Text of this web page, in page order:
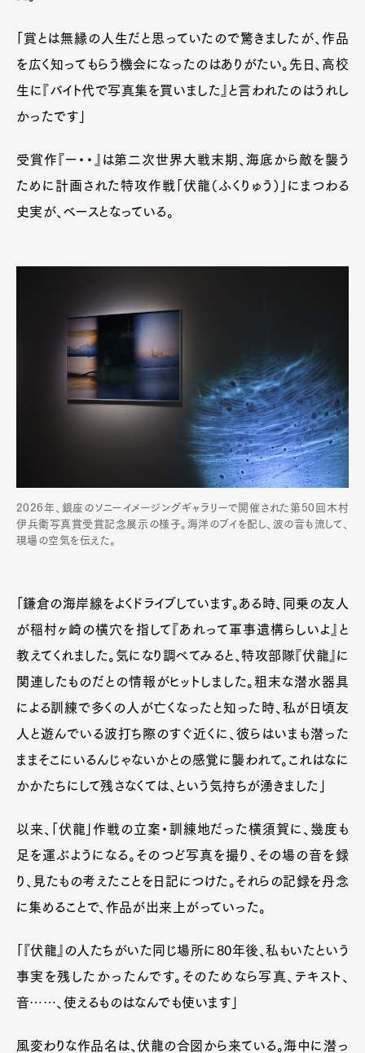
「賞とは無縁の人生だと思っていたので驚きましたが、作品
を広く知ってもらう機会になったのはありがたい。先日、高校
生に『バイト代で写真集を買いました』と言われたのはうれし
かったです」
受賞作『ー・・』は第二次世界大戦末期、海底から敵を襲う
ために計画された特攻作戦「伏龍（ふくりゅう）」にまつわる
史実が、ベースとなっている。
2026年、銀座のソニーイメージングギャラリーで開催された第50回木村
伊兵衛写真賞受賞記念展示の様子。海洋のブイを配し、波の音も流して、
現場の空気を伝えた。
「鎌倉の海岸線をよくドライブしています。ある時、同乗の友人
が稲村ヶ崎の横穴を指して『あれって軍事遺構らしいよ』と
教えてくれました。気になり調べてみると、特攻部隊『伏龍』に
関連したものだとの情報がヒットしました。粗末な潜水器具
による訓練で多くの人が亡くなったと知った時、私が日頃友
人と遊んでいる波打ち際のすぐ近くに、彼らはいまも潜った
ままそこにいるんじゃないかとの感覚に襲われて。これはなに
かかたちにして残さなくては、という気持ちが湧きました」
以来、「伏龍」作戦の立案・訓練地だった横須賀に、幾度も
足を運ぶようになる。そのつど写真を撮り、その場の音を録
り、見たもの考えたことを日記につけた。それらの記録を丹念
に集めることで、作品が出来上がっていった。
「『伏龍』の人たちがいた同じ場所に80年後、私もいたという
事実を残したかったんです。そのためなら写真、テキスト、
音……、使えるものはなんでも使います」
風変わりな作品名は、伏龍の合図から来ている。海中に潜っ